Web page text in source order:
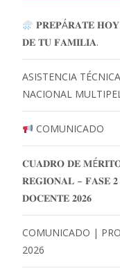
𝐏𝐑𝐄𝐏Á𝐑𝐀𝐓𝐄
𝐃𝐄 𝐓𝐔 𝐅𝐀𝐌𝐈𝐋𝐈𝐀.
ASISTENCIA
NACIONAL
COMUNICADO
𝐂𝐔𝐀𝐃𝐑𝐎 𝐃𝐄
𝐑𝐄𝐆𝐈𝐎𝐍𝐀𝐋 – 𝐅𝐀𝐒𝐄
𝐃𝐎𝐂𝐄𝐍𝐓𝐄 𝟐𝟎𝟐𝟔
COMUNICADO |
2026